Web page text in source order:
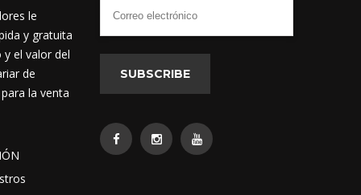
le
y gratuita
el valor del
de
la venta
SUBSCRIBE